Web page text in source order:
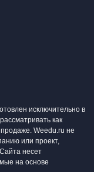
исключительно в
как
Weedu.ru не
или проект,
несет
на основе